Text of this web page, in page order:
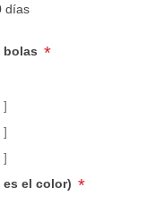
días
bolas *
]
]
]
el color) *